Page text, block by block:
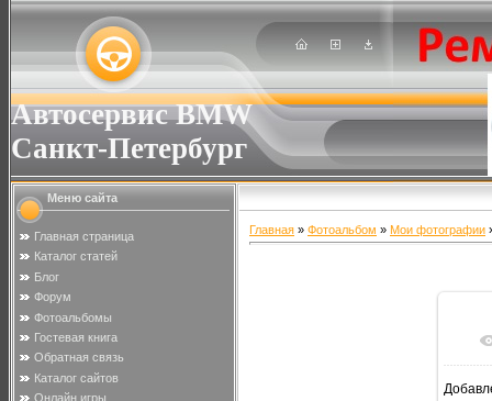
Автосервис BMW
Санкт-Петербург
Меню сайта
Главная страница
Каталог статей
Блог
Форум
Фотоальбомы
Гостевая книга
Обратная связь
Каталог сайтов
Онлайн игры
Главная » Фотоальбом » Мои фотографии